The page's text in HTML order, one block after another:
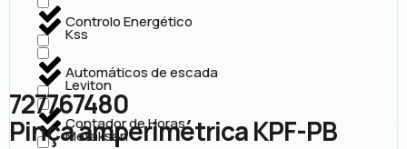
Controlo Energético
Automáticos de escada
Contador de Horas
Kss
Leviton
Metaksan
727767480
Pinça amperimétrica KPF-PB